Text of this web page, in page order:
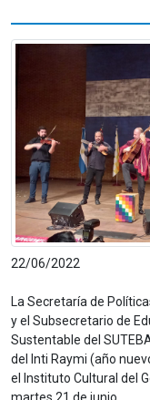
22/06/2022
La Secretaría de
y el Subsecretario de
Sustentable del
del Inti Raymi (año
el Instituto Cultural del
martes 21 de junio.